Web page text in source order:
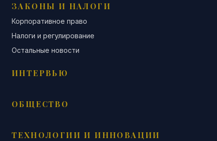
ЗАКОНЫ И НАЛОГИ
Корпоративное право
Налоги и регулирование
Остальные новости
ИНТЕРВЬЮ
ОБЩЕСТВО
ТЕХНОЛОГИИ И ИННОВАЦИИ